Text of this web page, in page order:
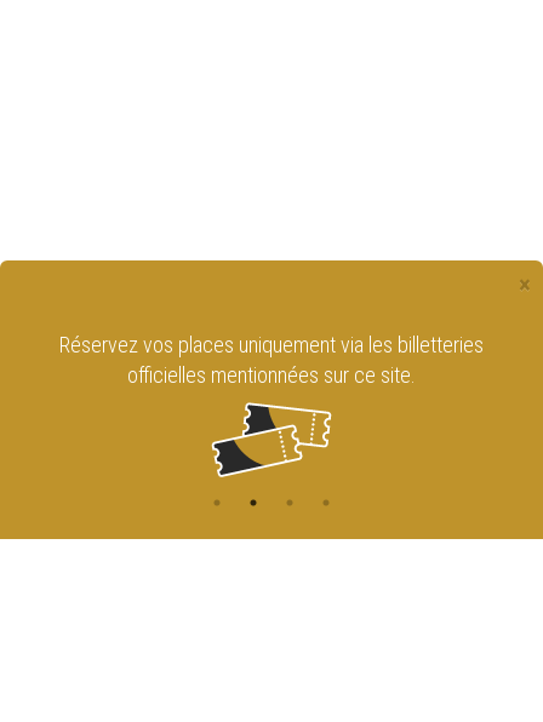
×
Réservez vos places uniquement via les billetteries
officielles mentionnées sur ce site.